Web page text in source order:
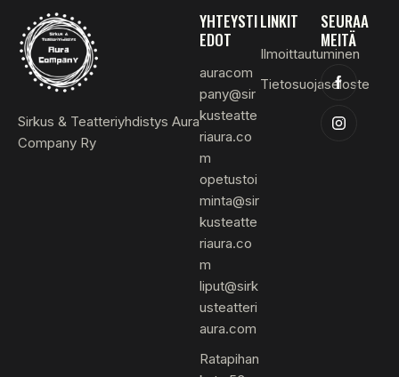
Sirkus & Teatteriyhdistys Aura
Company Ry
YHTEYSTI
EDOT
auracom
pany@sir
kusteatte
riaura.co
m
opetustoi
minta@sir
kusteatte
riaura.co
m
liput@sirk
usteatteri
aura.com
Ratapihan
LINKIT
Ilmoittautuminen
Tietosuojaseloste
SEURAA
MEITÄ